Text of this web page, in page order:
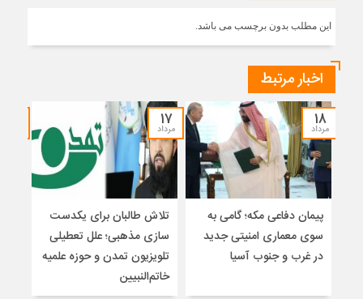
این مطلب بدون برچسب می باشد.
اخبار مرتبط
۱۸
مرداد
پیمان دفاعی مکه؛ گامی به
سوی معماری امنیتی جدید
در غرب و جنوب آسیا
۱۷
مرداد
تلاش طالبان برای یکدست
سازی مذهبی؛ علل تعطیلی
تلویزیون تمدن و حوزه علمیه
خاتم‌النبیین